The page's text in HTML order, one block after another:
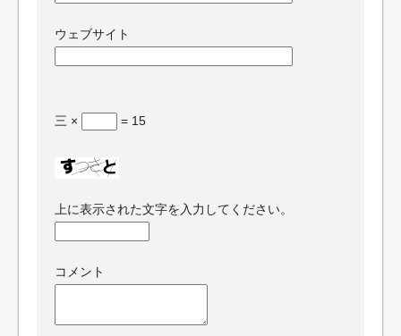
ウェブサイト
三 × = 15
上に表示された文字を入力してください。
コメント